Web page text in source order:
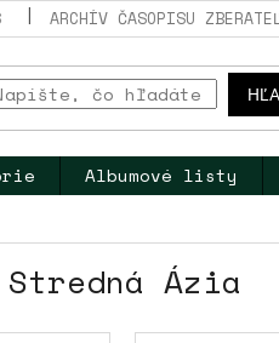
ARCHÍV ČASOPISU
Albumové listy
Stredná Ázia